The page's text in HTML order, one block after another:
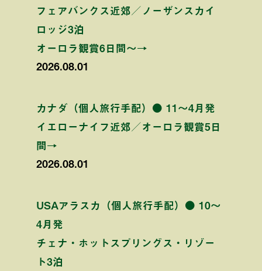
フェアバンクス近郊／ノーザンスカイ
ロッジ3泊
オーロラ観賞6日間〜→
2026.08.01
カナダ（個人旅行手配）● 11〜4月発
イエローナイフ近郊／オーロラ観賞5日
間→
2026.08.01
USAアラスカ（個人旅行手配）● 10〜
4月発
チェナ・ホットスプリングス・リゾー
ト3泊